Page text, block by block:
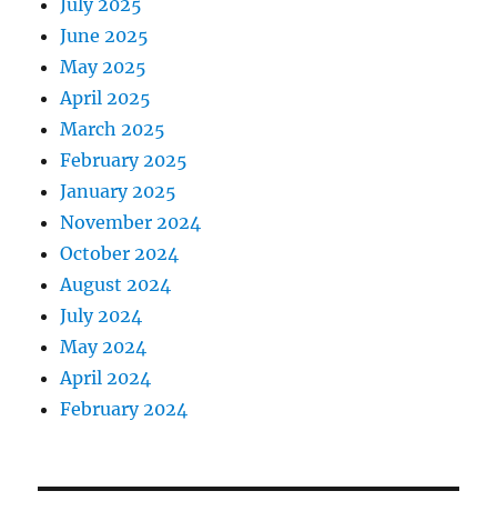
June 2025
May 2025
April 2025
March 2025
February 2025
January 2025
November 2024
October 2024
August 2024
July 2024
May 2024
April 2024
February 2024